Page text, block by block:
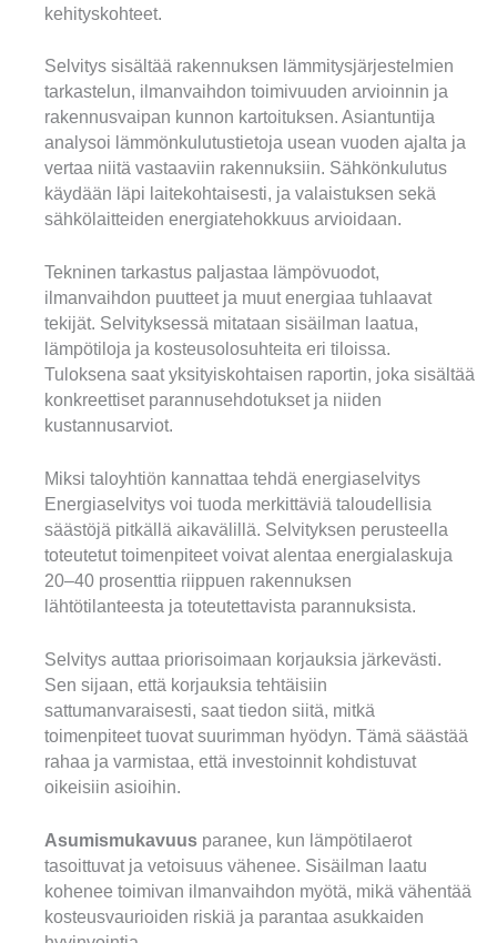
kehityskohteet.
Selvitys sisältää rakennuksen lämmitysjärjestelmien
tarkastelun, ilmanvaihdon toimivuuden arvioinnin ja
rakennusvaipan kunnon kartoituksen. Asiantuntija
analysoi lämmönkulutustietoja usean vuoden ajalta ja
vertaa niitä vastaaviin rakennuksiin. Sähkönkulutus
käydään läpi laitekohtaisesti, ja valaistuksen sekä
sähkölaitteiden energiatehokkuus arvioidaan.
Tekninen tarkastus paljastaa lämpövuodot,
ilmanvaihdon puutteet ja muut energiaa tuhlaavat
tekijät. Selvityksessä mitataan sisäilman laatua,
lämpötiloja ja kosteusolosuhteita eri tiloissa.
Tuloksena saat yksityiskohtaisen raportin, joka sisältää
konkreettiset parannusehdotukset ja niiden
kustannusarviot.
Miksi taloyhtiön kannattaa tehdä energiaselvitys
Energiaselvitys voi tuoda merkittäviä taloudellisia
säästöjä pitkällä aikavälillä. Selvityksen perusteella
toteutetut toimenpiteet voivat alentaa energialaskuja
20–40 prosenttia riippuen rakennuksen
lähtötilanteesta ja toteutettavista parannuksista.
Selvitys auttaa priorisoimaan korjauksia järkevästi.
Sen sijaan, että korjauksia tehtäisiin
sattumanvaraisesti, saat tiedon siitä, mitkä
toimenpiteet tuovat suurimman hyödyn. Tämä säästää
rahaa ja varmistaa, että investoinnit kohdistuvat
oikeisiin asioihin.
Asumismukavuus paranee, kun lämpötilaerot
tasoittuvat ja vetoisuus vähenee. Sisäilman laatu
kohenee toimivan ilmanvaihdon myötä, mikä vähentää
kosteusvaurioiden riskiä ja parantaa asukkaiden